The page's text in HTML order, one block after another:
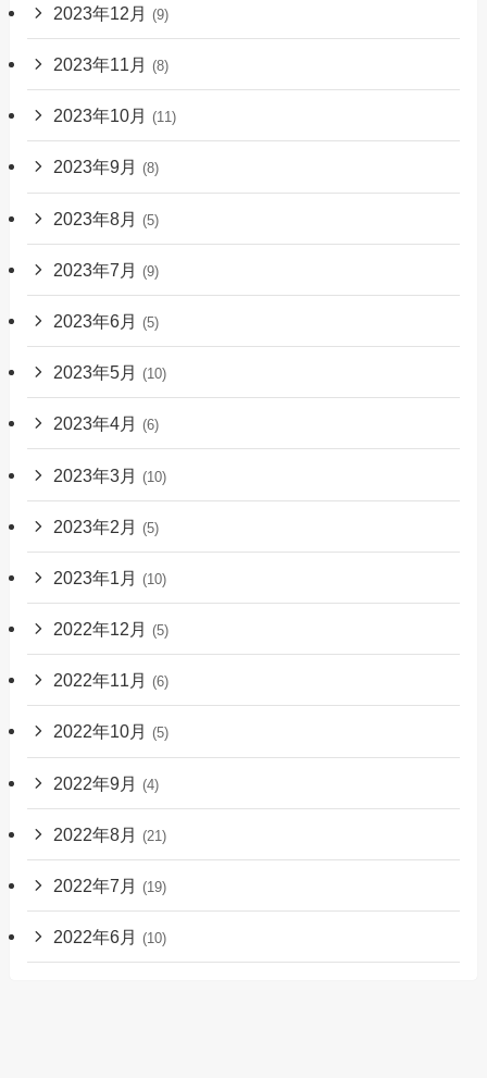
2023年12月 (9)
2023年11月 (8)
2023年10月 (11)
2023年9月 (8)
2023年8月 (5)
2023年7月 (9)
2023年6月 (5)
2023年5月 (10)
2023年4月 (6)
2023年3月 (10)
2023年2月 (5)
2023年1月 (10)
2022年12月 (5)
2022年11月 (6)
2022年10月 (5)
2022年9月 (4)
2022年8月 (21)
2022年7月 (19)
2022年6月 (10)